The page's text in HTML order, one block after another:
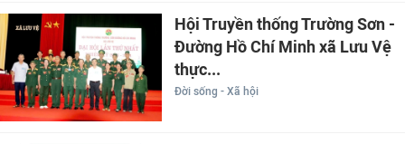
Hội Truyền thống Trường Sơn -
Đường Hồ Chí Minh xã Lưu Vệ
thực...
Đời sống - Xã hội